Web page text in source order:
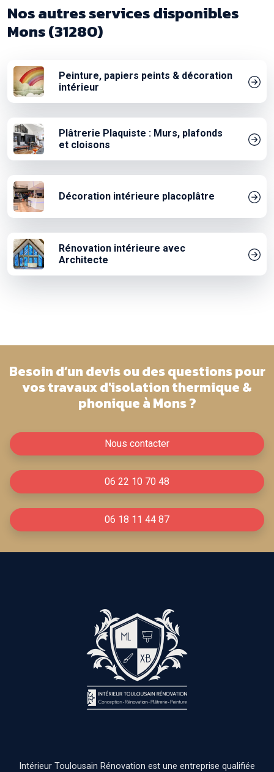
Nos autres services disponibles
Mons (31280)
Peinture, papiers peints & décoration
intérieur
Plâtrerie Plaquiste : Murs, plafonds
et cloisons
Décoration intérieure placoplâtre
Rénovation intérieure avec
Architecte
Besoin d’un devis ou des questions pour
vos travaux d'isolation thermique &
phonique à Mons ?
Nous contacter
06 22 10 70 48
06 18 11 44 87
Intérieur Toulousain Rénovation est une entreprise qualifiée